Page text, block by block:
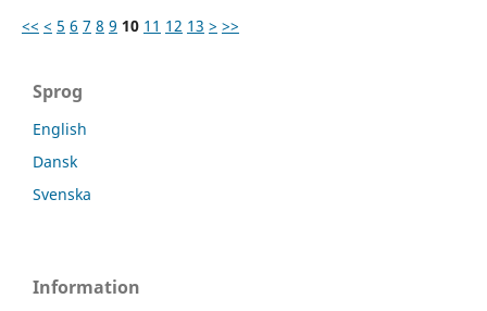
<< < 5 6 7 8 9 10 11 12 13 > >>
Sprog
English
Dansk
Svenska
Information